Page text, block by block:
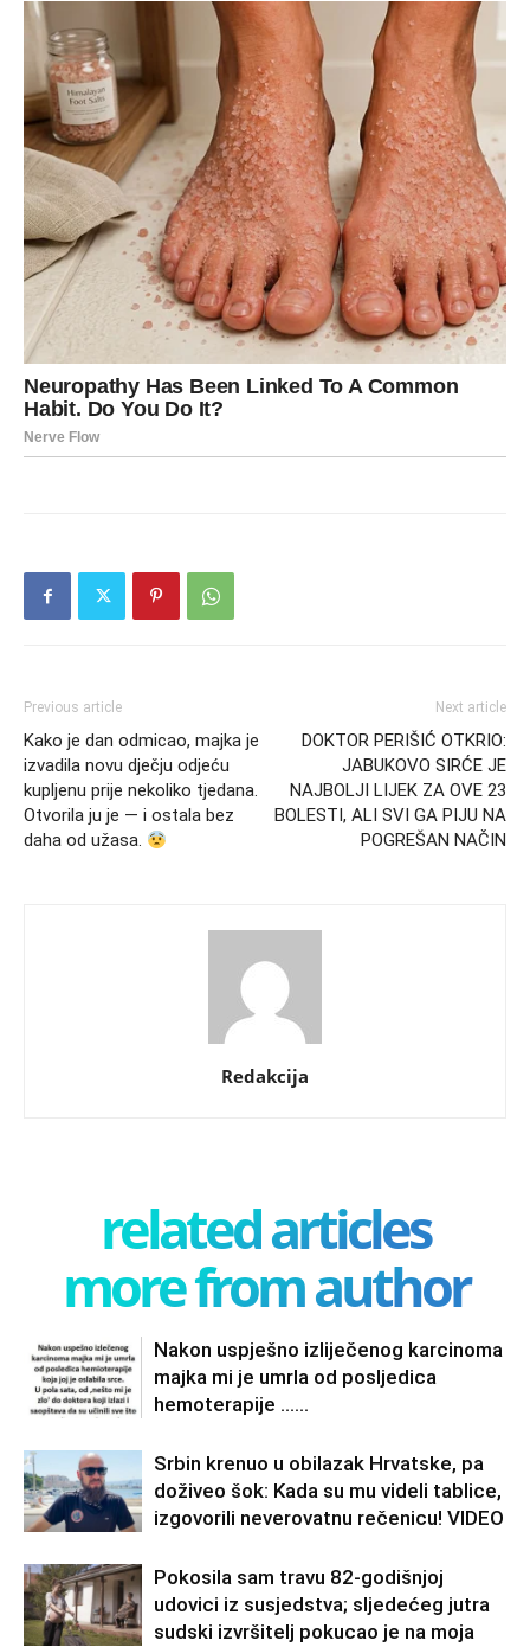
Previous article
Kako je dan odmicao, majka je
izvadila novu dječju odjeću
kupljenu prije nekoliko tjedana.
Otvorila ju je — i ostala bez
daha od užasa.
Next article
DOKTOR PERIŠIĆ OTKRIO:
JABUKOVO SIRĆE JE
NAJBOLJI LIJEK ZA OVE 23
BOLESTI, ALI SVI GA PIJU NA
POGREŠAN NAČIN
Redakcija
related articles
more from author
Nakon uspješno izliječenog karcinoma
majka mi je umrla od posljedica
hemoterapije ……
Srbin krenuo u obilazak Hrvatske, pa
doživeo šok: Kada su mu videli tablice,
izgovorili neverovatnu rečenicu! VIDEO
Pokosila sam travu 82-godišnjoj
udovici iz susjedstva; sljedećeg jutra
sudski izvršitelj pokucao je na moja